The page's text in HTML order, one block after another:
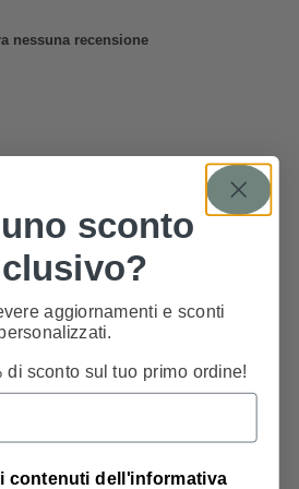
nessuna recensione
sconto
aggiornamenti e sconti
di sconto sul tuo primo ordine!
contenuti dell'informativa